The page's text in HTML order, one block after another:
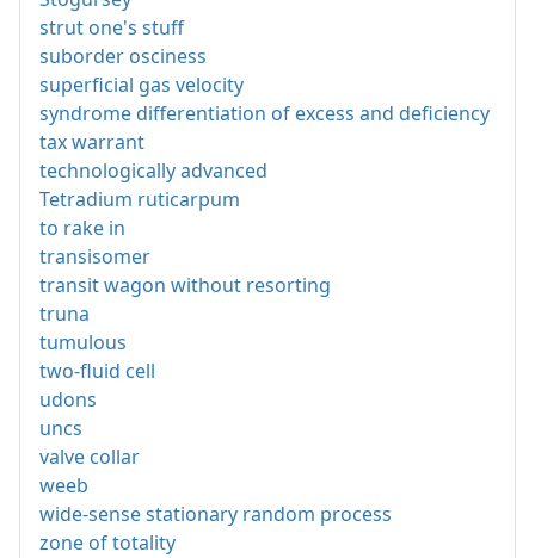
strut one's stuff
suborder osciness
superficial gas velocity
syndrome differentiation of excess and deficiency
tax warrant
technologically advanced
Tetradium ruticarpum
to rake in
transisomer
transit wagon without resorting
truna
tumulous
two-fluid cell
udons
uncs
valve collar
weeb
wide-sense stationary random process
zone of totality